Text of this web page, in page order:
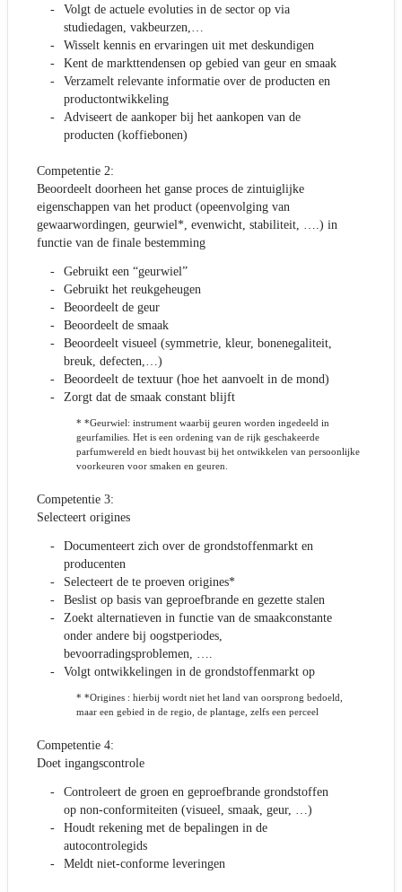
Volgt de actuele evoluties in de sector op via
studiedagen, vakbeurzen,…
Wisselt kennis en ervaringen uit met deskundigen
Kent de markttendensen op gebied van geur en smaak
Verzamelt relevante informatie over de producten en
productontwikkeling
Adviseert de aankoper bij het aankopen van de
producten (koffiebonen)
Competentie 2:
Beoordeelt doorheen het ganse proces de zintuiglijke
eigenschappen van het product (opeenvolging van
gewaarwordingen, geurwiel*, evenwicht, stabiliteit, ….) in
functie van de finale bestemming
Gebruikt een “geurwiel”
Gebruikt het reukgeheugen
Beoordeelt de geur
Beoordeelt de smaak
Beoordeelt visueel (symmetrie, kleur, bonenegaliteit,
breuk, defecten,…)
Beoordeelt de textuur (hoe het aanvoelt in de mond)
Zorgt dat de smaak constant blijft
* *Geurwiel: instrument waarbij geuren worden ingedeeld in
geurfamilies. Het is een ordening van de rijk geschakeerde
parfumwereld en biedt houvast bij het ontwikkelen van persoonlijke
voorkeuren voor smaken en geuren.
Competentie 3:
Selecteert origines
Documenteert zich over de grondstoffenmarkt en
producenten
Selecteert de te proeven origines*
Beslist op basis van geproefbrande en gezette stalen
Zoekt alternatieven in functie van de smaakconstante
onder andere bij oogstperiodes,
bevoorradingsproblemen, ….
Volgt ontwikkelingen in de grondstoffenmarkt op
* *Origines : hierbij wordt niet het land van oorsprong bedoeld,
maar een gebied in de regio, de plantage, zelfs een perceel
Competentie 4:
Doet ingangscontrole
Controleert de groen en geproefbrande grondstoffen
op non-conformiteiten (visueel, smaak, geur, …)
Houdt rekening met de bepalingen in de
autocontrolegids
Meldt niet-conforme leveringen